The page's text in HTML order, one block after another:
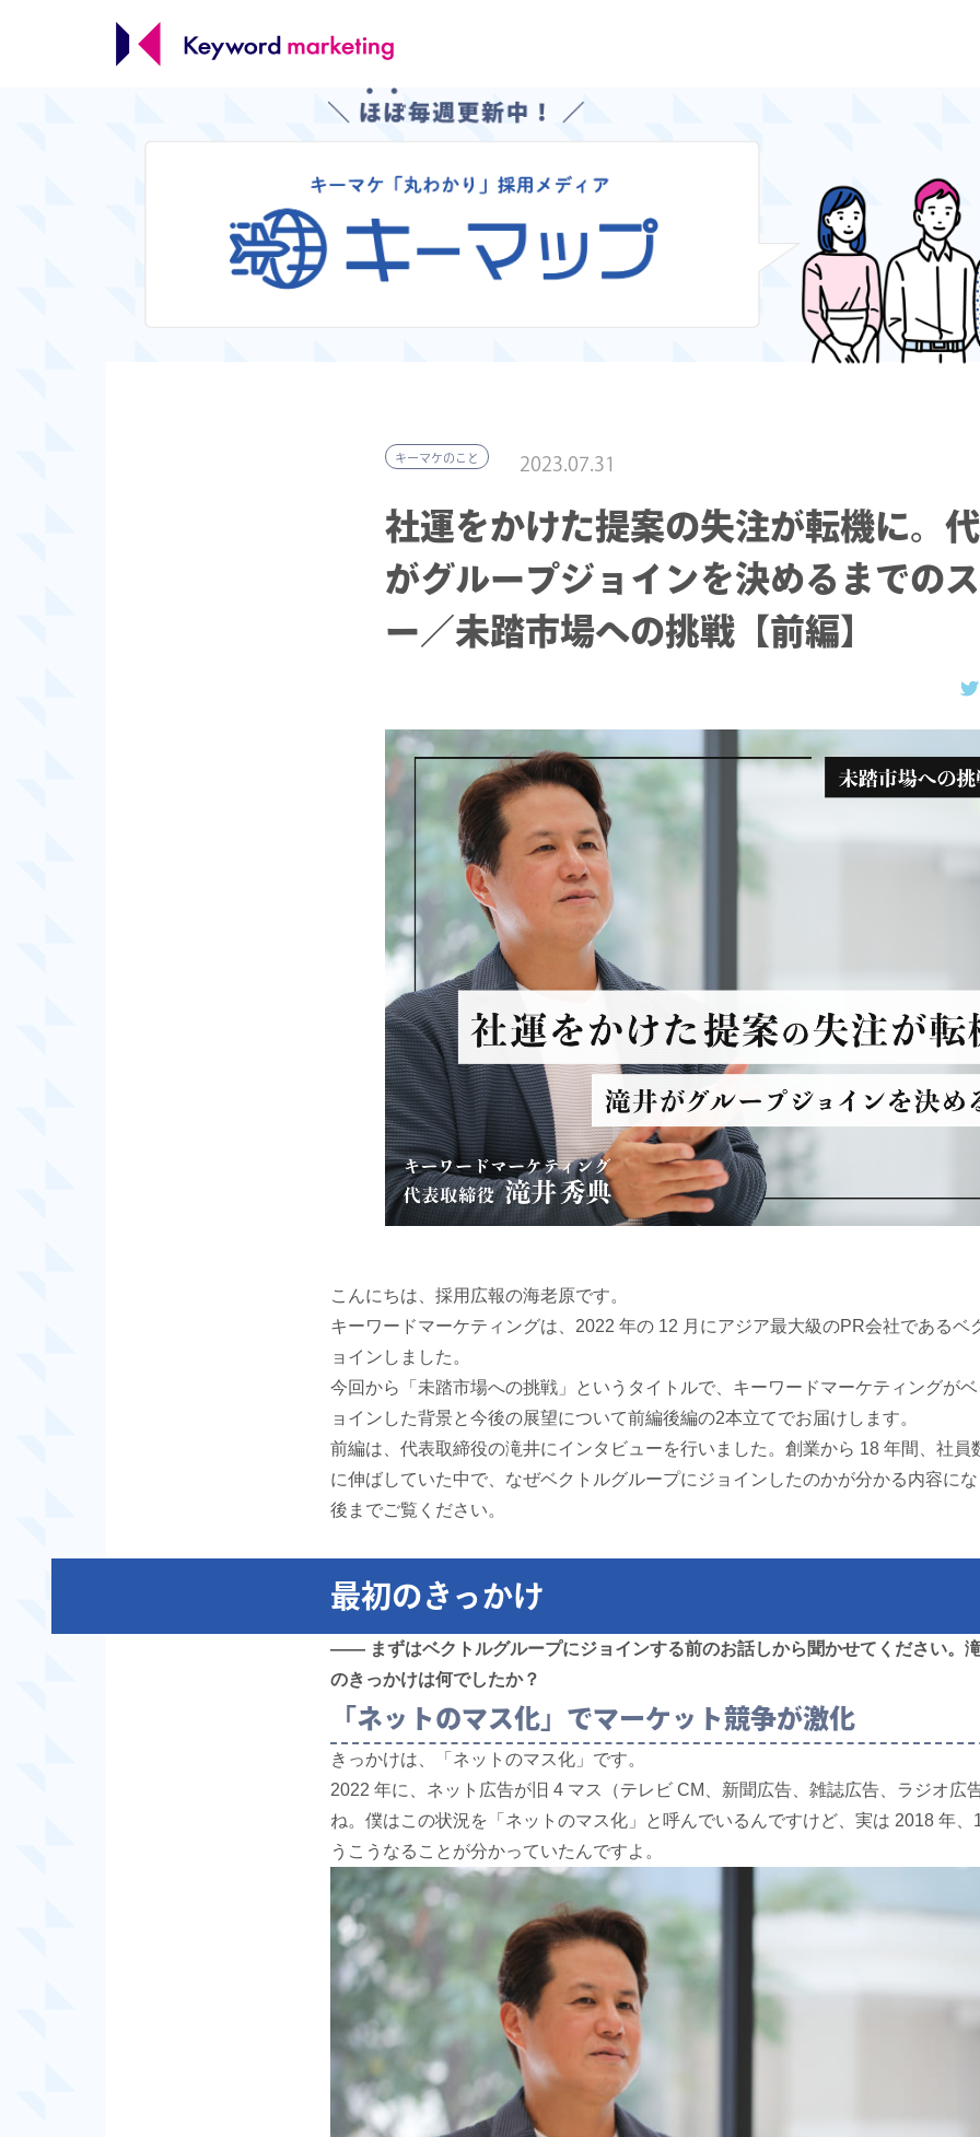
キーマケのこと 2023.07.31
社運をかけた提案の失注が転機に。
がグループジョインを決めるまでの
ー／未踏市場への挑戦【前編】
こんにちは、採用広報の海老原です。
キーワードマーケティングは、2022 年の 12 月にアジア最大級のPR会社であるベ
ョインしました。
今回から「未踏市場への挑戦」というタイトルで、キーワードマーケティングが
ョインした背景と今後の展望について前編後編の2本立てでお届けします。
前編は、代表取締役の滝井にインタビューを行いました。創業から 18 年間、社員
に伸ばしていた中で、なぜベクトルグループにジョインしたのかが分かる内容に
後までご覧ください。
最初のきっかけ
―― まずはベクトルグループにジョインする前のお話しから聞かせてください。
のきっかけは何でしたか？
「ネットのマス化」でマーケット競争が激化
きっかけは、「ネットのマス化」です。
2022 年に、ネット広告が旧 4 マス（テレビ CM、新聞広告、雑誌広告、ラジオ広
ね。僕はこの状況を「ネットのマス化」と呼んでいるんですけど、実は 2018 年
うこうなることが分かっていたんですよ。